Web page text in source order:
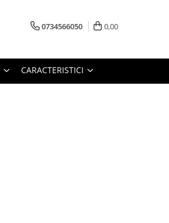
0734566050 0,00
CARACTERISTICI